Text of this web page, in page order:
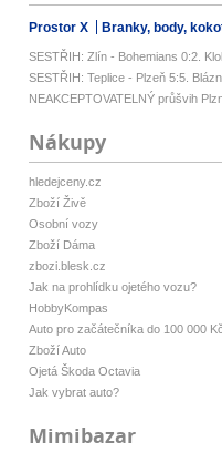
Prostor X Branky, body,
SESTŘIH: Zlín - Bohemians 0:2.
SESTŘIH: Teplice - Plzeň 5:5.
NEAKCEPTOVATELNÝ průšvih
Nákupy
hledejceny.cz
Zboží Živě
Osobní vozy
Zboží Dáma
zbozi.blesk.cz
Jak na prohlídku ojetého vozu?
HobbyKompas
Auto pro začátečníka do 100 000 Kč
Zboží Auto
Ojetá Škoda Octavia
Jak vybrat auto?
Mimibazar